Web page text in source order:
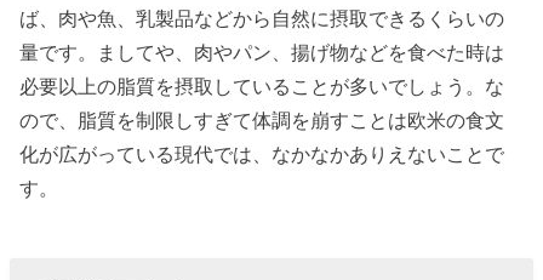
ば、肉や魚、乳製品などから自然に摂取できるくらいの
量です。ましてや、肉やパン、揚げ物などを食べた時は
必要以上の脂質を摂取していることが多いでしょう。な
ので、脂質を制限しすぎて体調を崩すことは欧米の食文
化が広がっている現代では、なかなかありえないことで
す。